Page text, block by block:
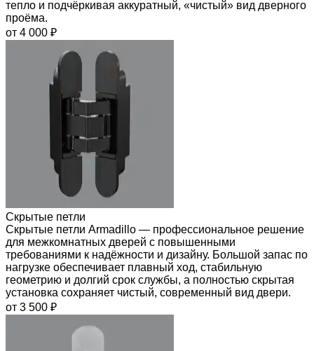
тепло и подчёркивая аккуратный, «чистый» вид дверного
проёма.
от 4 000 ₽
Скрытые петли
Скрытые петли Armadillo — профессиональное решение
для межкомнатных дверей с повышенными
требованиями к надёжности и дизайну. Большой запас по
нагрузке обеспечивает плавный ход, стабильную
геометрию и долгий срок службы, а полностью скрытая
установка сохраняет чистый, современный вид двери.
от 3 500 ₽